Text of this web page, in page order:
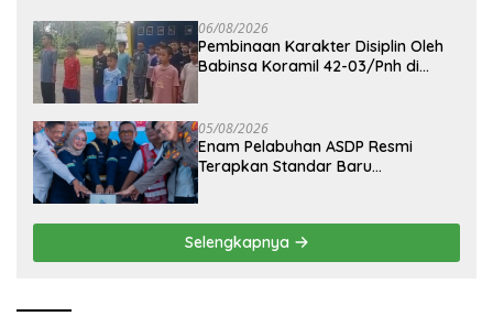
06/08/2026
Pembinaan Karakter Disiplin Oleh
Babinsa Koramil 42-03/Pnh di
05/08/2026
Enam Pelabuhan ASDP Resmi
Terapkan Standar Baru
Selengkapnya